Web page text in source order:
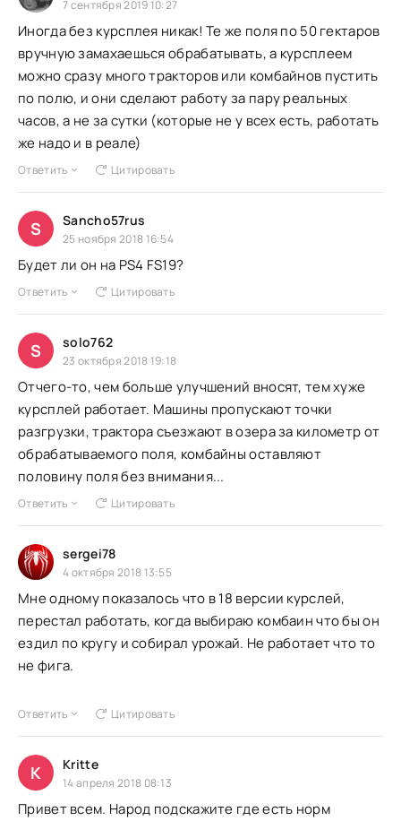
7 сентября 2019 10:27
Иногда без курсплея никак! Те же поля по 50 гектаров
вручную замахаешься обрабатывать, а курсплеем
можно сразу много тракторов или комбайнов пустить
по полю, и они сделают работу за пару реальных
часов, а не за сутки (которые не у всех есть, работать
же надо и в реале)
Ответить Цитировать
S Sancho57rus
25 ноября 2018 16:54
Будет ли он на PS4 FS19?
Ответить Цитировать
S solo762
23 октября 2018 19:18
Отчего-то, чем больше улучшений вносят, тем хуже
курсплей работает. Машины пропускают точки
разгрузки, трактора съезжают в озера за километр от
обрабатываемого поля, комбайны оставляют
половину поля без внимания...
Ответить Цитировать
sergei78
4 октября 2018 13:55
Мне одному показалось что в 18 версии курслей,
перестал работать, когда выбираю комбаин что бы он
ездил по кругу и собирал урожай. Не работает что то
не фига.
Ответить Цитировать
K Kritte
14 апреля 2018 08:13
Привет всем. Народ подскажите где есть норм